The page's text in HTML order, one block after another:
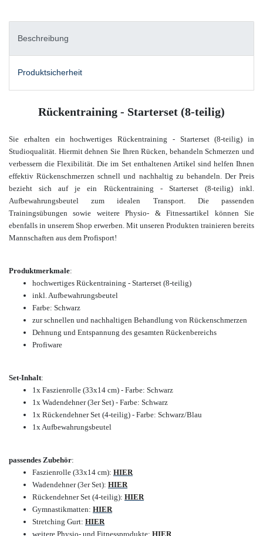
Beschreibung
Produktsicherheit
Rückentraining - Starterset (8-teilig)
Sie erhalten ein hochwertiges Rückentraining - Starterset (8-teilig) in
Studioqualität. Hiermit dehnen Sie Ihren Rücken, behandeln Schmerzen und
verbessern die Flexibilität. Die im Set enthaltenen Artikel sind helfen Ihnen
effektiv Rückenschmerzen schnell und nachhaltig zu behandeln. Der Preis
bezieht sich auf je ein Rückentraining - Starterset (8-teilig) inkl.
Aufbewahrungsbeutel zum idealen Transport. Diepassenden
Trainingsübungen sowie weitere Physio- & Fitnessartikel können Sie
ebenfalls in unserem Shop erwerben. Mit unseren Produkten trainieren bereits
Mannschaften aus dem Profisport!
Produktmerkmale:
hochwertiges Rückentraining - Starterset (8-teilig)
inkl. Aufbewahrungsbeutel
Farbe: Schwarz
zur schnellen und nachhaltigen Behandlung von Rückenschmerzen
Dehnung und Entspannung des gesamten Rückenbereichs
Profiware
Set-Inhalt:
1x Faszienrolle (33x14 cm) - Farbe: Schwarz
1x Wadendehner (3er Set) - Farbe: Schwarz
1x Rückendehner Set (4-teilig) - Farbe: Schwarz/Blau
1x Aufbewahrungsbeutel
passendes Zubehör:
Faszienrolle (33x14 cm): HIER
Wadendehner (3er Set): HIER
Rückendehner Set (4-teilig): HIER
Gymnastikmatten: HIER
Stretching Gurt: HIER
weitere Physio- und Fitnessprodukte: HIER